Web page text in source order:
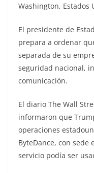
Washington, Estados
El presidente de
prepara a ordenar
separada de su
seguridad nacional,
comunicación.
El diario The Wall
informaron que
operaciones
ByteDance, con sede
servicio podía ser